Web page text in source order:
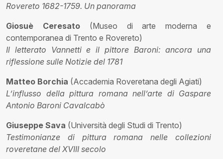
Rovereto 1682-1759. Un panorama
Giosuè Ceresato(Museo di arte moderna e
contemporanea di Trento e Rovereto)
Il letterato Vannetti e il pittore Baroni: ancora una
riflessione sulle Notizie del 1781
Matteo Borchia (Accademia Roveretana degli Agiati)
L’influsso della pittura romana nell’arte di Gaspare
Antonio Baroni Cavalcabò
Giuseppe Sava (Università degli Studi di Trento)
Testimonianze di pittura romana nelle collezioni
roveretane del XVIII secolo